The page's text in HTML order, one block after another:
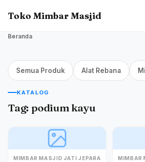
Toko Mimbar Masjid
Beranda
Semua Produk Alat Rebana
KATALOG
Tag: podium kayu
MIMBAR MASJID JATI JEPARA MIMBAR